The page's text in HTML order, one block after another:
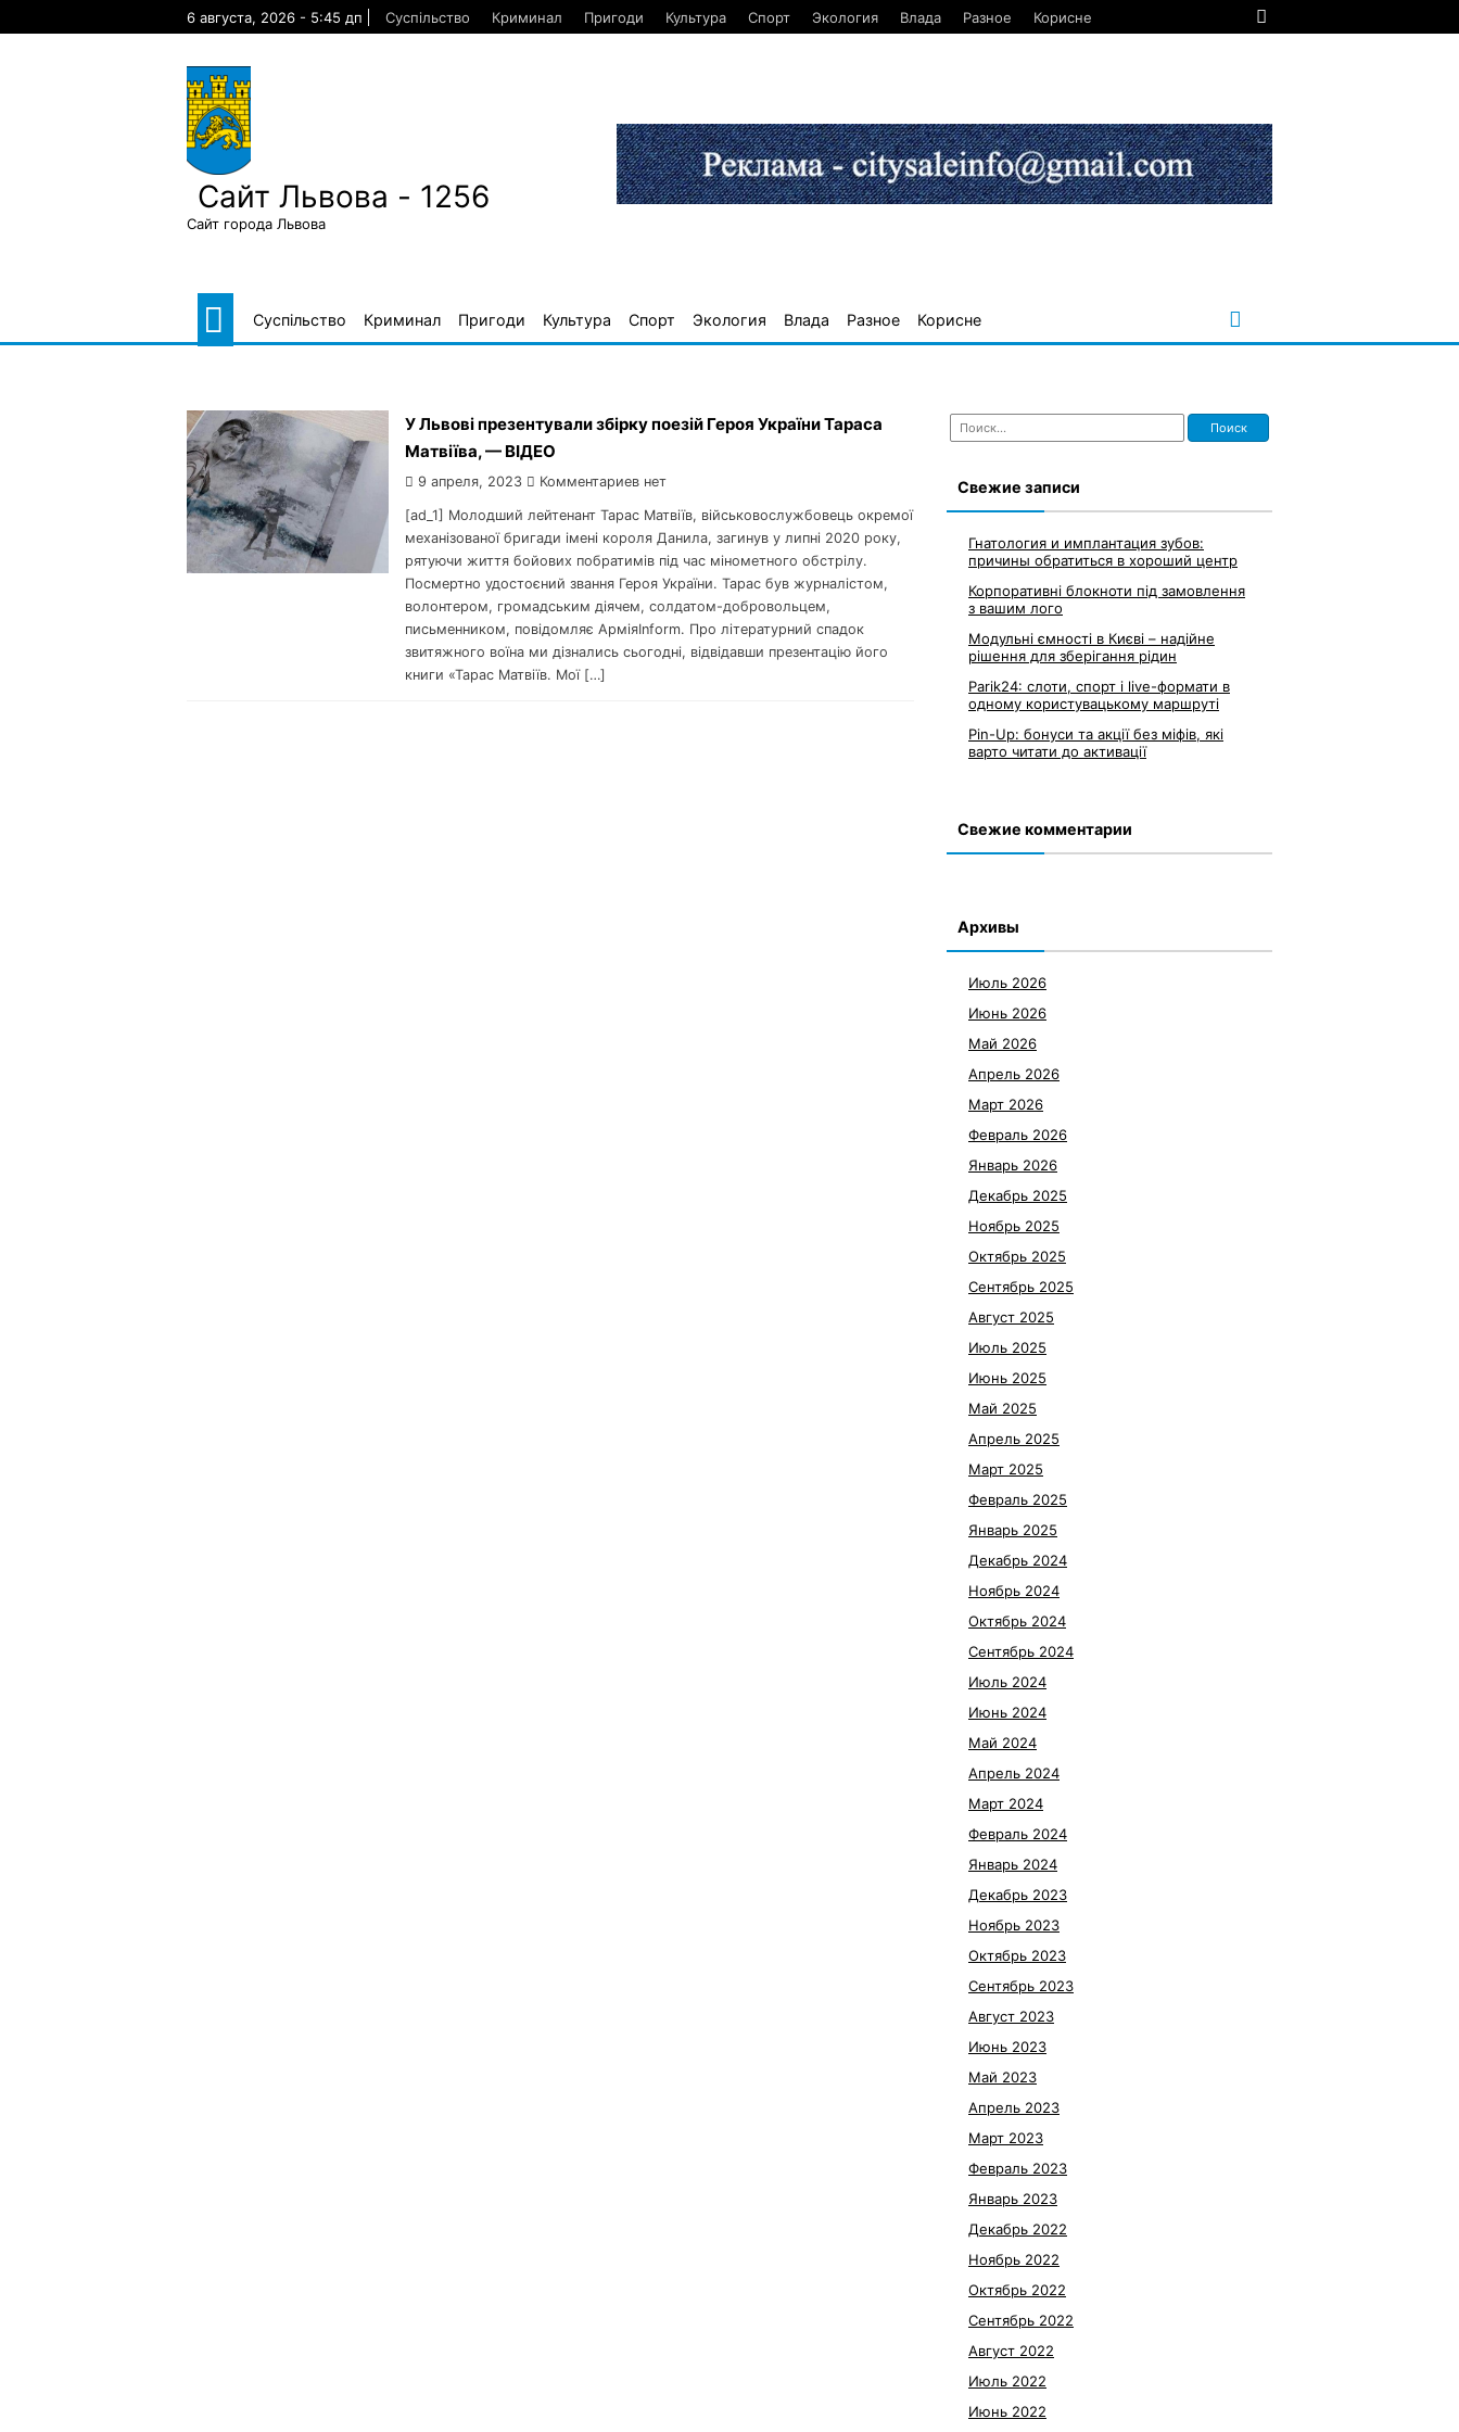
6 августа, 2026 - 5:45 дп Суспільство Криминал Пригоди Культура Спорт Экология Влада Разное Корисне
Сайт Львова - 1256
Сайт города Львова
Суспільство Криминал Пригоди Культура Спорт Экология Влада Разное Корисне
У Львові презентували збірку поезій Героя України Тараса
Матвіїва, — ВІДЕО
9 апреля, 2023 Комментариев нет
[ad_1] Молодший лейтенант Тарас Матвіїв, військовослужбовець окремої
механізованої бригади імені короля Данила, загинув у липні 2020 року,
рятуючи життя бойових побратимів під час мінометного обстрілу.
Посмертно удостоєний звання Героя України. Тарас був журналістом,
волонтером, громадським діячем, солдатом-добровольцем,
письменником, повідомляє АрміяInform. Про літературний спадок
звитяжного воїна ми дізнались сьогодні, відвідавши презентацію його
книги «Тарас Матвіїв. Мої […]
Найти:
Свежие записи
Гнатология и имплантация зубов:
причины обратиться в хороший центр
Корпоративні блокноти під замовлення
з вашим лого
Модульні ємності в Києві – надійне
рішення для зберігання рідин
Parik24: слоти, спорт і live-формати в
одному користувацькому маршруті
Pin-Up: бонуси та акції без міфів, які
варто читати до активації
Свежие комментарии
Архивы
Июль 2026
Июнь 2026
Май 2026
Апрель 2026
Март 2026
Февраль 2026
Январь 2026
Декабрь 2025
Ноябрь 2025
Октябрь 2025
Сентябрь 2025
Август 2025
Июль 2025
Июнь 2025
Май 2025
Апрель 2025
Март 2025
Февраль 2025
Январь 2025
Декабрь 2024
Ноябрь 2024
Октябрь 2024
Сентябрь 2024
Июль 2024
Июнь 2024
Май 2024
Апрель 2024
Март 2024
Февраль 2024
Январь 2024
Декабрь 2023
Ноябрь 2023
Октябрь 2023
Сентябрь 2023
Август 2023
Июнь 2023
Май 2023
Апрель 2023
Март 2023
Февраль 2023
Январь 2023
Декабрь 2022
Ноябрь 2022
Октябрь 2022
Сентябрь 2022
Август 2022
Июль 2022
Июнь 2022